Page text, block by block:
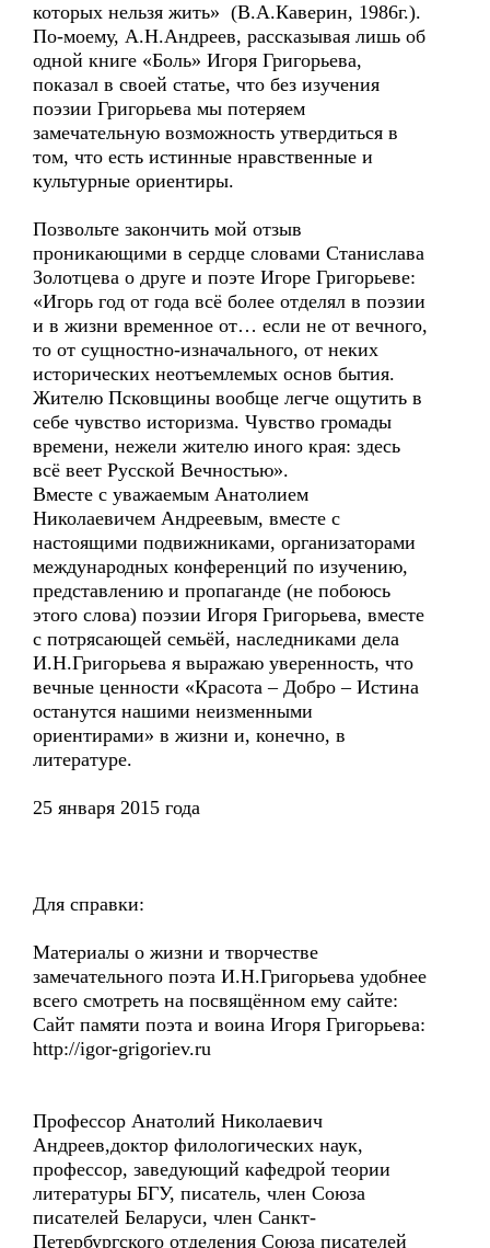
которых нельзя жить» (В.А.Каверин, 1986г.).
По-моему, А.Н.Андреев, рассказывая лишь об
одной книге «Боль» Игоря Григорьева,
показал в своей статье, что без изучения
поэзии Григорьева мы потеряем
замечательную возможность утвердиться в
том, что есть истинные нравственные и
культурные ориентиры.
Позвольте закончить мой отзыв
проникающими в сердце словами Станислава
Золотцева о друге и поэте Игоре Григорьеве:
«Игорь год от года всё более отделял в поэзии
и в жизни временное от… если не от вечного,
то от сущностно-изначального, от неких
исторических неотъемлемых основ бытия.
Жителю Псковщины вообще легче ощутить в
себе чувство историзма. Чувство громады
времени, нежели жителю иного края: здесь
всё веет Русской Вечностью».
Вместе с уважаемым Анатолием
Николаевичем Андреевым, вместе с
настоящими подвижниками, организаторами
международных конференций по изучению,
представлению и пропаганде (не побоюсь
этого слова) поэзии Игоря Григорьева, вместе
с потрясающей семьёй, наследниками дела
И.Н.Григорьева я выражаю уверенность, что
вечные ценности «Красота – Добро – Истина
останутся нашими неизменными
ориентирами» в жизни и, конечно, в
литературе.
25 января 2015 года
Для справки:
Материалы о жизни и творчестве
замечательного поэта И.Н.Григорьева удобнее
всего смотреть на посвящённом ему сайте:
Cайт памяти поэта и воина Игоря Григорьева:
http://igor-grigoriev.ru
Профессор Анатолий Николаевич
Андреев,доктор филологических наук,
профессор, заведующий кафедрой теории
литературы БГУ, писатель, член Союза
писателей Беларуси, член Санкт-
Петербургского отделения Союза писателей